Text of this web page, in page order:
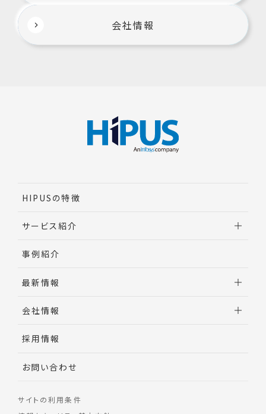
会社情報
HIPUSの特徴
サービス紹介
調達業務改革実行支援
調達AI・DX
事例紹介
最新情報
お知らせ
会社情報
メッセージ
会社概要
採用情報
お問い合わせ
サイトの利用条件